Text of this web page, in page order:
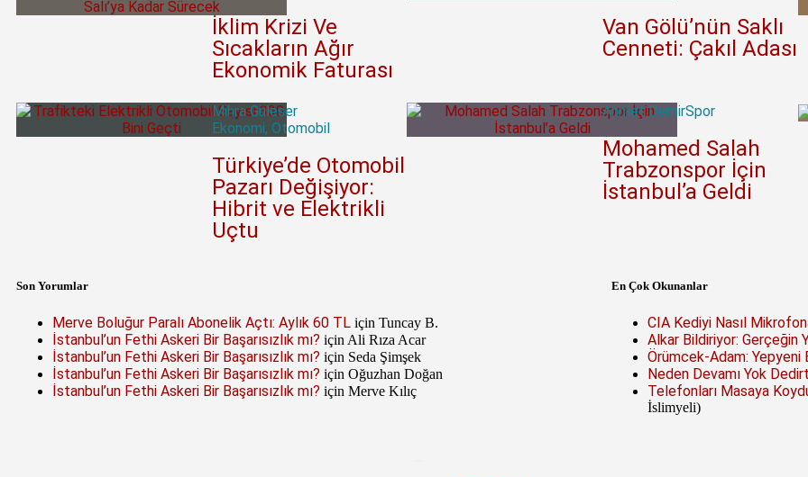
İklim Krizi Ve
Sıcakların Ağır
Ekonomik Faturası
Van Gölü’nün Saklı
Cenneti: Çakıl Adası
Mihra Güleser
Ekonomi, Otomobil
Türkiye’de Otomobil
Pazarı Değişiyor:
Hibrit ve Elektrikli
Uçtu
Ahmet DemirSpor
Mohamed Salah
Trabzonspor İçin
İstanbul’a Geldi
Son Yorumlar
Merve Boluğur Paralı Abonelik Açtı: Aylık 60 TL için Tuncay B.
İstanbul’un Fethi Askeri Bir Başarısızlık mı? için Ali Rıza Acar
İstanbul’un Fethi Askeri Bir Başarısızlık mı? için Seda Şimşek
İstanbul’un Fethi Askeri Bir Başarısızlık mı? için Oğuzhan Doğan
İstanbul’un Fethi Askeri Bir Başarısızlık mı? için Merve Kılıç
En Çok Okunanlar
CIA Kediyi Nasıl
Alkar Bildiriyor: Gerçeğin
Örümcek-Adam: Yepyeni
Neden Devamı Yok
Telefonları Masaya
İslimyeli)